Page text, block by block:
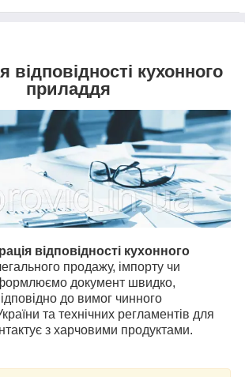
відповідності кухонного
приладдя
відповідності кухонного
продажу, імпорту чи
документ швидко,
до вимог чинного
та технічних регламентів для
з харчовими продуктами.